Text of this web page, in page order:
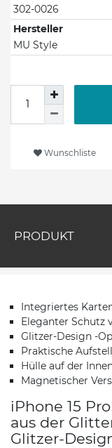
302-0026
Hersteller
MU Style
Wunschliste
PRODUKT
Integriertes
Eleganter Schutz
Glitzer-Design -
Praktische
Hülle auf der
Magnetischer
iPhone 15
aus der
Glitzer-